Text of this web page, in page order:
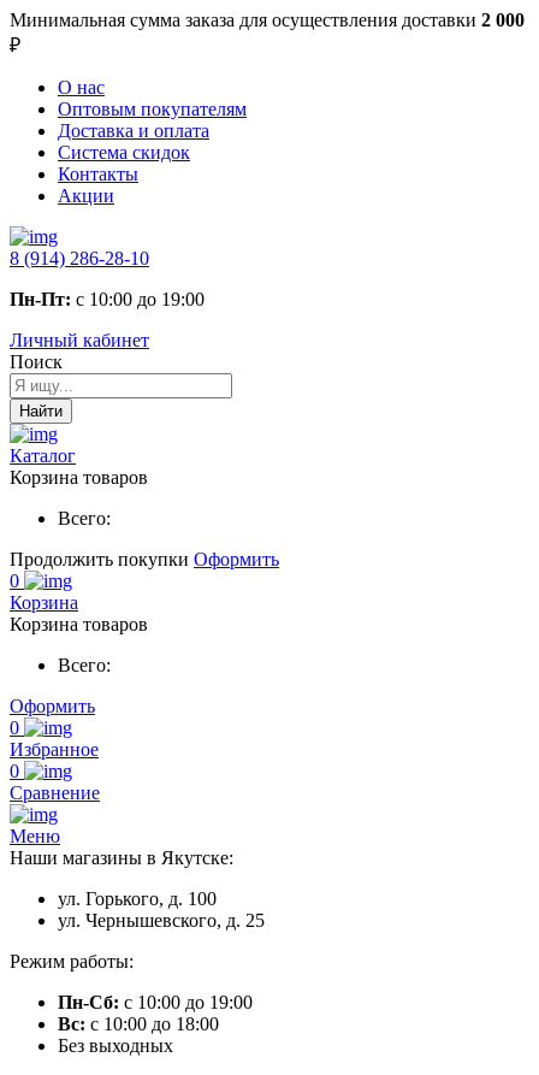
Минимальная сумма заказа для осуществления доставки 2 000
₽
О нас
Оптовым покупателям
Доставка и оплата
Система скидок
Контакты
Акции
8 (914) 286-28-10
Пн-Пт: с 10:00 до 19:00
Личный кабинет
Поиск
Найти
Каталог
Корзина товаров
Всего:
Продолжить покупки Оформить
0
Корзина
Корзина товаров
Всего:
Оформить
0
Избранное
0
Сравнение
Меню
Наши магазины в Якутске:
ул. Горького, д. 100
ул. Чернышевского, д. 25
Режим работы:
Пн-Сб: с 10:00 до 19:00
Вс: с 10:00 до 18:00
Без выходных